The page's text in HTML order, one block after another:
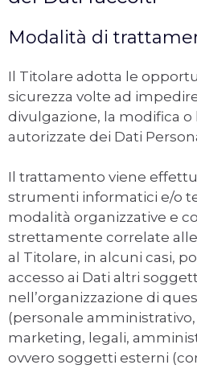
Modalità di
Il Titolare adotta le
sicurezza volte ad impedire
divulgazione, la modifica
autorizzate dei Dati
Il trattamento viene
strumenti informatici e/o
modalità organizzative e
strettamente correlate
al Titolare, in alcuni casi,
accesso ai Dati altri
nell’organizzazione di
(personale
marketing, legali,
ovvero soggetti esterni